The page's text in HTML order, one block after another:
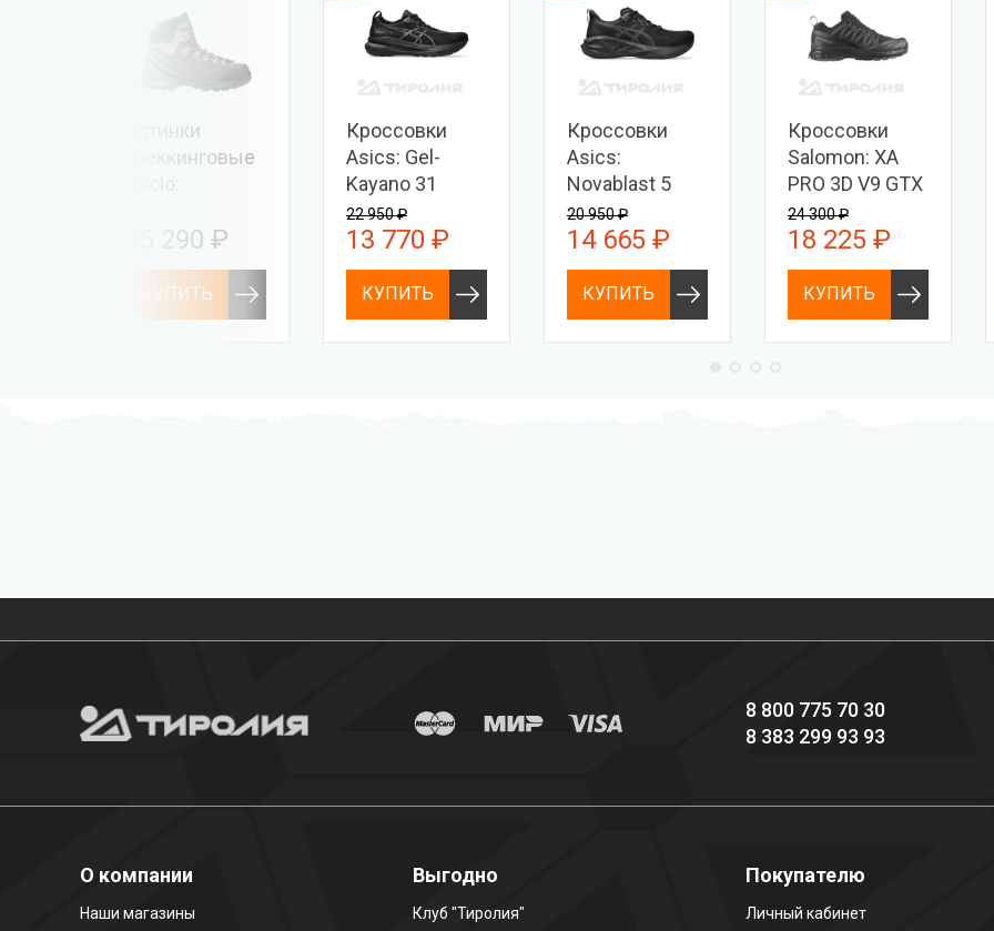
Ботинки
треккинговые
GV MM
35 290 ₽
КУПИТЬ
Кроссовки
Asics: Gel-
Kayano 31
22 950 ₽
13 770 ₽
КУПИТЬ
Кроссовки
Asics:
Novablast 5
20 950 ₽
14 665 ₽
КУПИТЬ
Кроссовки
Salomon: XA
PRO 3D V9 GTX
24 300 ₽
18 225 ₽
КУПИТЬ
8 800 775 70 30
8 383 299 93 93
О компании
Наши магазины
Выгодно
Клуб "Тиролия"
Покупателю
Личный кабинет